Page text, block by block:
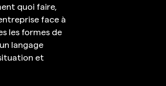
quoi faire,
face à
les formes de
langage
et